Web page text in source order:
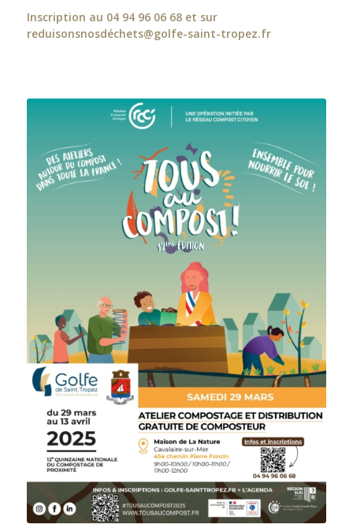
Inscription au 04 94 96 06 68 et sur
reduisonsnosdéchets@golfe-saint-tropez.fr